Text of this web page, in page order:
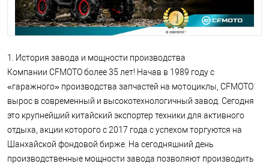
1. История завода и мощности производства
Компании CFMOTO более 35 лет! Начав в 1989 году с
«гаражного» производства запчастей на мотоциклы, CFMOTO
вырос в современный и высокотехнологичный завод. Сегодня
это крупнейший китайский экспортер техники для активного
отдыха, акции которого с 2017 года с успехом торгуются на
Шанхайской фондовой бирже. На сегодняшний день
производственные мощности завода позволяют производить